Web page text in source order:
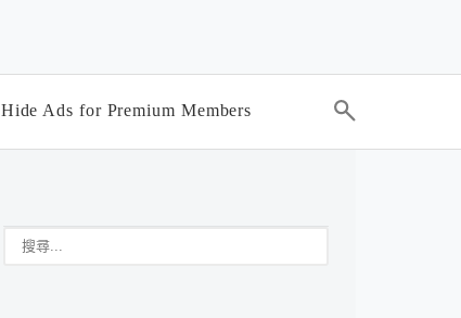
Hide Ads for Premium Members